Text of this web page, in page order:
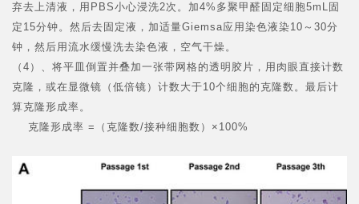
弃去上清液，用PBS小心浸洗2次。加4%多聚甲醛固定细胞5mL固
定15分钟。然后去固定液，加适量Giemsa应用染色液染10～30分
钟，然后用流水缓慢洗去染色液，空气干燥。
（4）、将平皿倒置并叠加一张带网格的透明胶片，用肉眼直接计数
克隆，或在显微镜（低倍镜）计数大于10个细胞的克隆数。最后计
算克隆形成率。
克隆形成率 =（克隆数/接种细胞数）×100%